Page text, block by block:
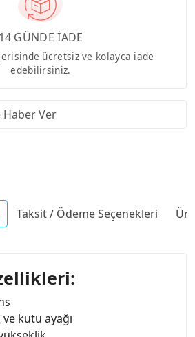
14 GÜNDE İADE
ücretsiz ve kolayca iade
edebilirsiniz.
Haber Ver
Taksit / Ödeme Seçenekleri
ve kutu ayağı